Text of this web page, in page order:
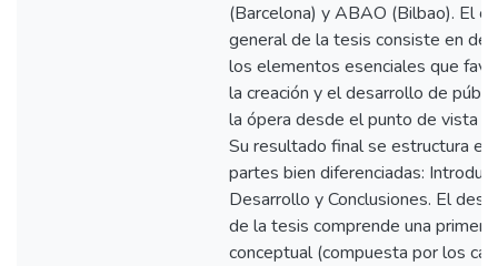
(Barcelona) y ABAO (Bilbao). El
general de la tesis consiste en
los elementos esenciales que
la creación y el desarrollo de
la ópera desde el punto de vista
Su resultado final se estructura
partes bien diferenciadas:
Desarrollo y Conclusiones. El
de la tesis comprende una
conceptual (compuesta por los